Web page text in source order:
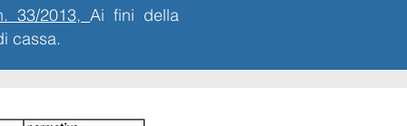
33/2013,Ai fini della
cassa.